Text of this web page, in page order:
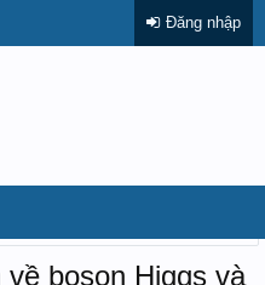
Đăng nhập
boson Higgs và